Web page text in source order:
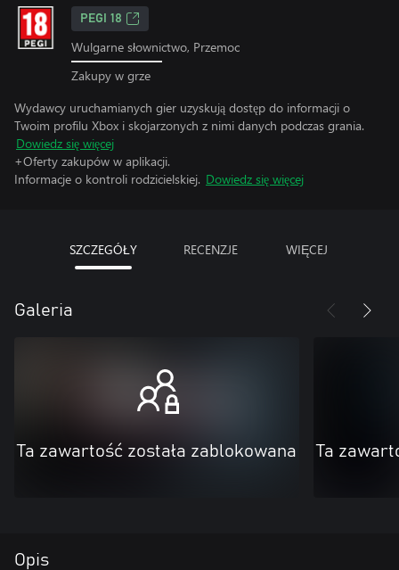
PEGI 18
Wulgarne słownictwo, Przemoc
Zakupy w grze
Wydawcy uruchamianych gier uzyskują dostęp do informacji o
Twoim profilu Xbox i skojarzonych z nimi danych podczas grania.
Dowiedz się więcej
+Oferty zakupów w aplikacji.
Informacje o kontroli rodzicielskiej. Dowiedz się więcej
SZCZEGÓŁY RECENZJE WIĘCEJ
Galeria
Ta zawartość została zablokowana Ta
Opis